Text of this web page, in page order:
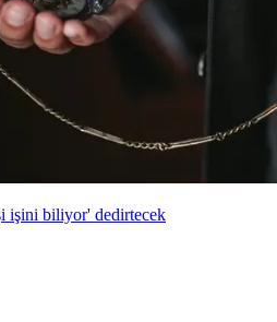
işini biliyor' dedirtecek